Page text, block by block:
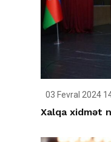
03 Fevral 2024
Xalqa xidmət